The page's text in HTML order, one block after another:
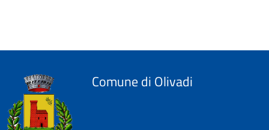
Comune di Olivadi